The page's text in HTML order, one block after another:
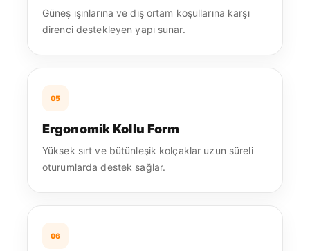
Güneş ışınlarına ve dış ortam koşullarına karşı
direnci destekleyen yapı sunar.
05
Ergonomik Kollu Form
Yüksek sırt ve bütünleşik kolçaklar uzun süreli
oturumlarda destek sağlar.
06